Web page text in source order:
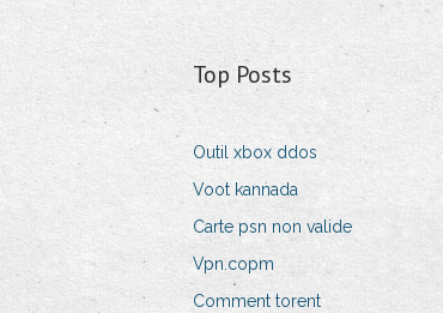
Top Posts
Outil xbox ddos
Voot kannada
Carte psn non valide
Vpn.copm
Comment torent